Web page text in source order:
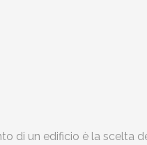
di un edificio è la scelta